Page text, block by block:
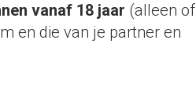
vanaf 18 jaar (alleen of
en die van je partner en